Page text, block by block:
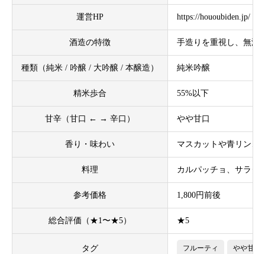
運営HP https://hououbiden.jp/
酒造の特徴 手造りを重視し、無濾
種類（純米 / 吟醸 / 大吟醸 / 本醸造） 純米吟醸
精米歩合 55%以下
甘辛（甘口 ← → 辛口） やや甘口
香り・味わい マスカットや青リンゴ
料理 カルパッチョ、サラダ
参考価格 1,800円前後
総合評価（★1〜★5） ★5
タグ フルーティ やや甘口